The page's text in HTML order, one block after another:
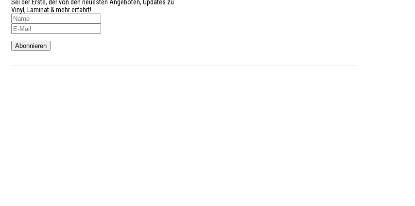
Sei der Erste, der von den neuesten Angeboten, Updates zu
Vinyl, Laminat & mehr erfährt!